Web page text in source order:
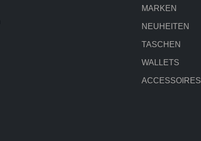
MARKEN
NEUHEITEN
TASCHEN
WALLETS
ACCESSOIRES